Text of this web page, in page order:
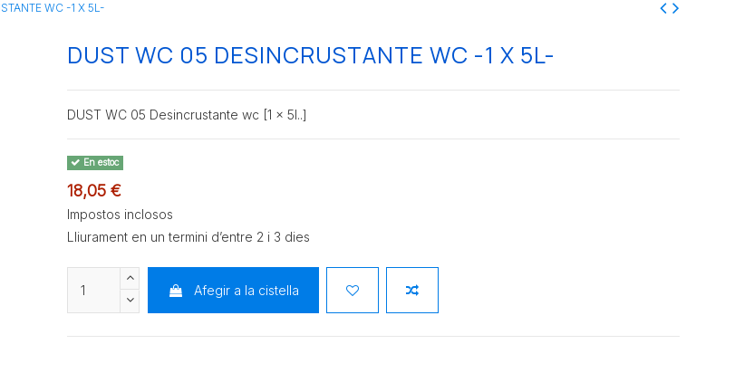
WC -1 X 5L-
DUST WC 05 DESINCRUSTANTE WC -1 X 5L-
DUST WC 05 Desincrustante wc [1 x 5l..]
En estoc
18,05 €
Impostos inclosos
Lliurament en un termini d’entre 2 i 3 dies
Afegir a la cistella